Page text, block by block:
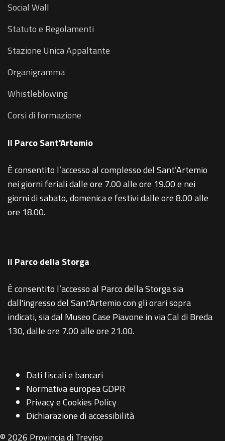
Social Wall
Statuto e Regolamenti
Stazione Unica Appaltante
Organigramma
Whistleblowing
Corsi di formazione
Il Parco Sant'Artemio
È consentito l’accesso al complesso del Sant’Artemio
nei giorni feriali dalle ore 7.00 alle ore 19.00 e nei
giorni di sabato, domenica e festivi dalle ore 8.00 alle
ore 18.00.
Il Parco della Storga
È consentito l’accesso al Parco della Storga sia
dall'ingresso del Sant'Artemio con gli orari sopra
indicati, sia dal Museo Case Piavone in via Cal di Breda
130, dalle ore 7.00 alle ore 21.00.
Dati fiscali e bancari
Normativa europea GDPR
Privacy e Cookies Policy
Dichiarazione di accessibilità
© 2026 Provincia di Treviso